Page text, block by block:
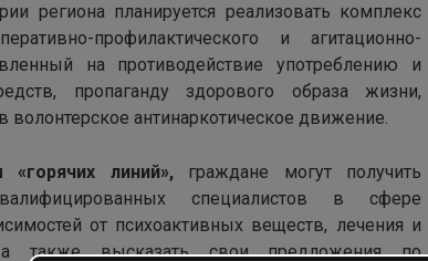
региона планируется реализовать комплекс
профилактического и агитационно-
на противодействие употреблению и
пропаганду здорового образа жизни,
антинаркотическое движение.
«горячих линий»,граждане могут получить
специалистов в сфере
от психоактивных веществ, лечения и
а также высказать свои предложения по